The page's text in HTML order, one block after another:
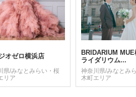
オゼロ横浜店
県/みなとみらい・桜
リア
BRIDARIUM
ライダリウム...
神奈川県/みなとみ
木町エリア